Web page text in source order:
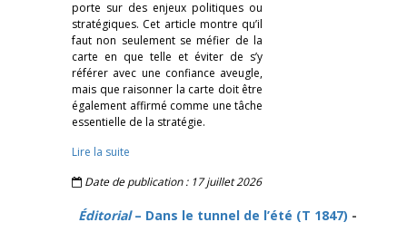
porte sur des enjeux politiques ou
stratégiques. Cet article montre qu’il
faut non seulement se méfier de la
carte en que telle et éviter de s’y
référer avec une confiance aveugle,
mais que raisonner la carte doit être
également affirmé comme une tâche
essentielle de la stratégie.
Lire la suite
Date de publication : 17 juillet 2026
Éditorial– Dans le tunnel de l’été (T 1847) -